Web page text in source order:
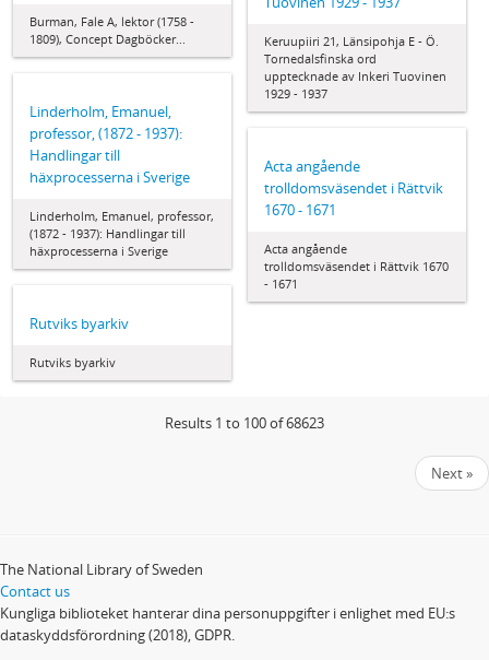
Keruupiiri 21, Länsipohja E - Ö.
Tornedalsfinska ord
upptecknade av Inkeri Tuovinen
1929 - 1937
Burman, Fale A, lektor (1758 -
1809), Concept Dagböcker...
Linderholm, Emanuel,
professor, (1872 - 1937):
Handlingar till
häxprocesserna i Sverige
Linderholm, Emanuel, professor,
(1872 - 1937): Handlingar till
häxprocesserna i Sverige
Acta angående
trolldomsväsendet i Rättvik
1670 - 1671
Acta angående
trolldomsväsendet i Rättvik 1670
- 1671
Rutviks byarkiv
Rutviks byarkiv
Results 1 to 100 of 68623
Next »
The National Library of Sweden
Contact us
Kungliga biblioteket hanterar dina personuppgifter i enlighet med EU:s
dataskyddsförordning (2018), GDPR.